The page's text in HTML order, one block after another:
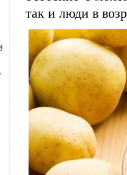
так и люди в